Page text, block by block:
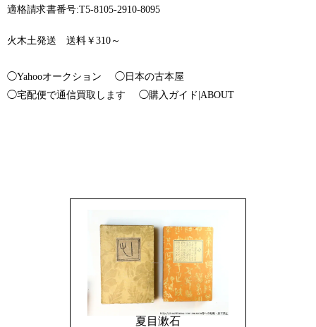
適格請求書番号:T5-8105-2910-8095
火木土発送 送料￥310～
◯Yahooオークション
◯日本の古本屋
◯宅配便で通信買取します
◯購入ガイド|ABOUT
夏目漱石